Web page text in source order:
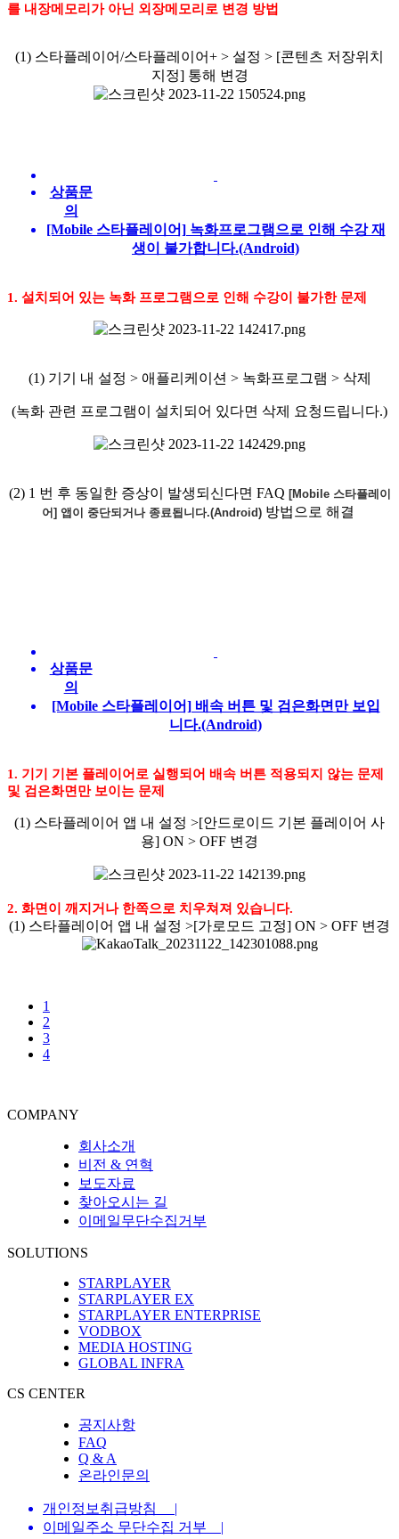
를 내장메모리가 아닌 외장메모리로 변경 방법
(1) 스타플레이어/스타플레이어+ > 설정 > [콘텐츠 저장위치
지정] 통해 변경
상품문
의
[Mobile 스타플레이어] 녹화프로그램으로 인해 수강 재
생이 불가합니다.(Android)
1. 설치되어 있는 녹화 프로그램으로 인해 수강이 불가한 문제
(1) 기기 내 설정 > 애플리케이션 > 녹화프로그램 > 삭제
(녹화 관련 프로그램이 설치되어 있다면 삭제 요청드립니다.)
(2) 1 번 후 동일한 증상이 발생되신다면 FAQ [Mobile 스타플레이
어] 앱이 중단되거나 종료됩니다.(Android)방법으로 해결
상품문
의
[Mobile 스타플레이어] 배속 버튼 및 검은화면만 보입
니다.(Android)
1. 기기 기본 플레이어로 실행되어 배속 버튼 적용되지 않는 문제
및 검은화면만 보이는 문제
(1) 스타플레이어 앱 내 설정 >[안드로이드 기본 플레이어 사
용] ON > OFF 변경
2. 화면이 깨지거나 한쪽으로 치우쳐져 있습니다.
(1) 스타플레이어 앱 내 설정 >[가로모드 고정] ON > OFF 변경
1
2
3
4
COMPANY
회사소개
비전 & 연혁
보도자료
찾아오시는 길
이메일무단수집거부
SOLUTIONS
STARPLAYER
STARPLAYER EX
STARPLAYER ENTERPRISE
VODBOX
MEDIA HOSTING
GLOBAL INFRA
CS CENTER
공지사항
FAQ
Q & A
온라인문의
개인정보취급방침 |
이메일주소 무단수집 거부 |